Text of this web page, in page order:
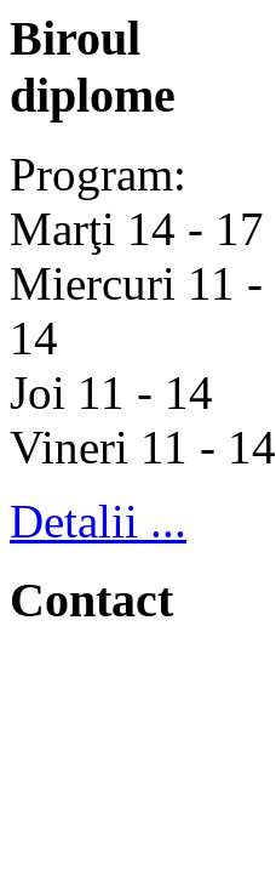
Biroul
diplome
Program:
Marţi 14 - 17
Miercuri 11 -
14
Joi 11 - 14
Vineri 11 - 14
Detalii ...
Contact